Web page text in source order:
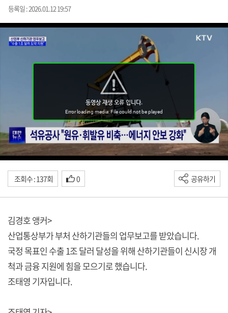
등록일 : 2026.01.12 19:57
조회수 : 137회 0 공유하기
김경호 앵커>
산업통상부가 부처 산하기관들의 업무보고를 받았습니다.
국정 목표인 수출 1조 달러 달성을 위해 산하기관들이 신시장 개
척과 금융 지원에 힘을 모으기로 했습니다.
조태영 기자입니다.